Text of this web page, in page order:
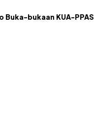
bukaan KUA-PPAS